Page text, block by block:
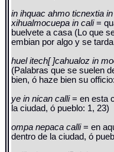
in ihquac ahmo ticnextia
xihualmocuepa in cali=
buelvete a casa (Lo que
embian por algo y se
huel itech[ ]cahualoz in
(Palabras que se suelen
bien, ó haze bien su
ye in nican calli= en esta
la ciudad, ó pueblo: 1, 23)
ompa nepaca calli= en
dentro de la ciudad, ó